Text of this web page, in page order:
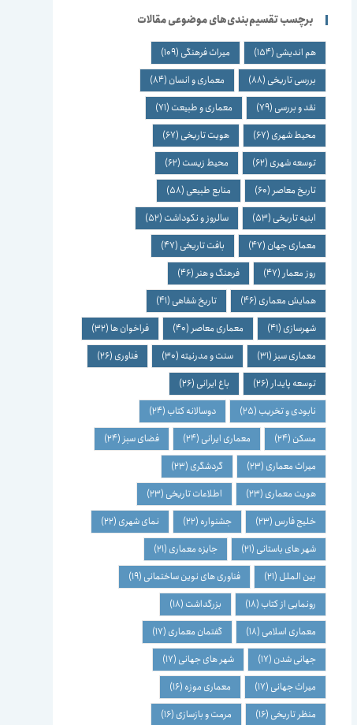
برچسب تقسیم‌بندی‌های موضوعی مقالات
هم اندیشی (154) میراث فرهنگی (109)
بررسی تاریخی (88) معماری و انسان (84)
نقد و بررسی (79) معماری و طبیعت (71)
محیط شهری (67) هویت تاریخی (67)
توسعه شهری (62) محیط زیست (62)
تاریخ معاصر (60) منابع طبیعی (58)
ابنیه تاریخی (53) سالروز و نکوداشت (52)
معماری جهان (47) بافت تاریخی (47)
روز معمار (47) فرهنگ و هنر (46)
همایش معماری (46) تاریخ شفاهی (41)
شهرسازی (41) معماری معاصر (40) فراخوان ها(32)
معماری سبز (31) سنت و مدرنیته (30) فناوری (26)
توسعه پایدار (26) باغ ایرانی (26)
نابودی و تخریب (25) دوسالانه کتاب (24)
مسکن (24) معماری ایرانی (24) فضای سبز (24)
میراث معماری (23) گردشگری (23)
هویت معماری (23) اطلاعات تاریخی (23)
خلیج فارس (23) جشنواره (22) نمای شهری (22)
شهر های باستانی (21) جایزه معماری (21)
بین الملل (21) فناوری های نوین ساختمانی (19)
رونمایی از کتاب (18) بزرگداشت (18)
معماری اسلامی (18) گفتمان معماری (17)
جهانی شدن (17) شهر های جهانی (17)
میراث جهانی (17) معماری موزه (16)
منظر تاریخی (16) مرمت و بازسازی (16)